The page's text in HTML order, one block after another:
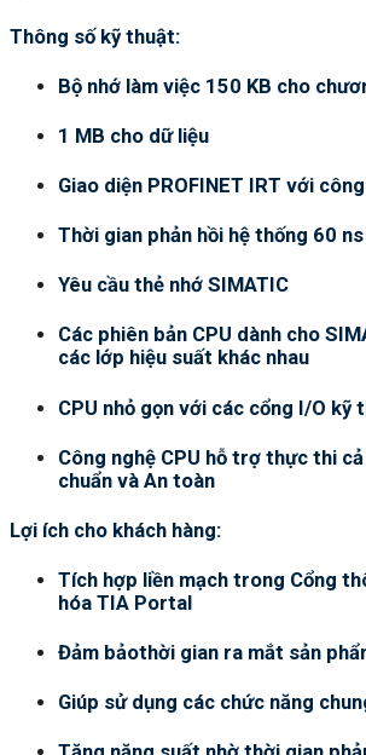
Thông số kỹ thuật:
Bộ nhớ làm việc 150 KB cho
1 MB cho dữ liệu
Giao diện PROFINET IRT với
Thời gian phản hồi hệ thống 60 ns
Yêu cầu thẻ nhớ SIMATIC
Các phiên bản CPU dành cho
các lớp hiệu suất khác nhau
CPU nhỏ gọn với các cổng I/O kỹ
Công nghệ CPU hỗ trợ thực thi
chuẩn và An toàn
Lợi ích cho khách hàng:
Tích hợp liền mạch trong Cổng
hóa TIA Portal
Đảm bảothời gian ra mắt sản
Giúp sử dụng các chức năng